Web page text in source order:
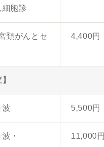
細胞診
頚がんとセ
4,400円
波 5,500円
・
11,000円